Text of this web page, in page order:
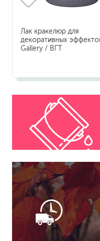
Лак кракелюр для
декоративных
Gallery / ВГТ